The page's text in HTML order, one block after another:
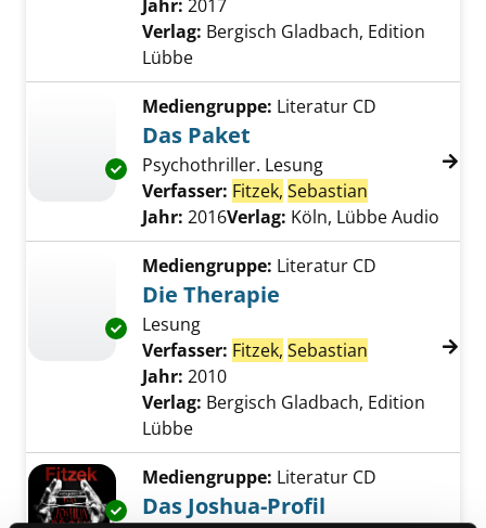
Jahr: 2017
Verlag: Bergisch Gladbach, Edition
Lübbe
Exemplar-Details von Das Paket anzeigen
Mediengruppe: Literatur CD
Das Paket
Psychothriller. Lesung
Verfasser: Fitzek, Sebastian
Jahr: 2016Verlag: Köln, Lübbe Audio
Exemplar-Details von Die Therapie anzeigen
Mediengruppe: Literatur CD
Die Therapie
Lesung
Verfasser: Fitzek, Sebastian Suche nach
Jahr: 2010
Verlag: Bergisch Gladbach, Edition
Lübbe
Exemplar-Details von Das Joshua-Profil
Mediengruppe: Literatur CD
Das Joshua-Profil